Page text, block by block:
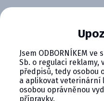
Jsem ODBORNÍKEM
Sb. o regulaci reklamy,
předpisů, tedy osobou
a aplikovat veterinární
osobou oprávněnou
přípravky.